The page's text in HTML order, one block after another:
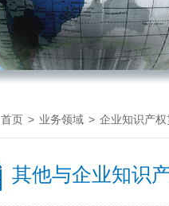
首页 > 业务领域 > 企业知识产权
其他与企业知识